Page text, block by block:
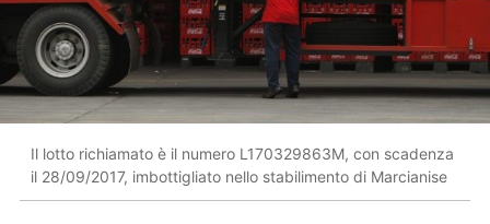
Il lotto richiamato è il numero L170329863M, con scadenza
il 28/09/2017, imbottigliato nello stabilimento di Marcianise